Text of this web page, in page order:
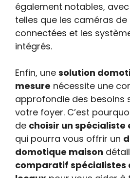
également notables,
telles que les caméras de
connectées et les
intégrés.
Enfin, unesolution
mesure nécessite une
approfondie des besoins
votre foyer. C’est
de choisir un spécialiste
qui pourra vous offrir un
domotique maison
comparatif spécialistes